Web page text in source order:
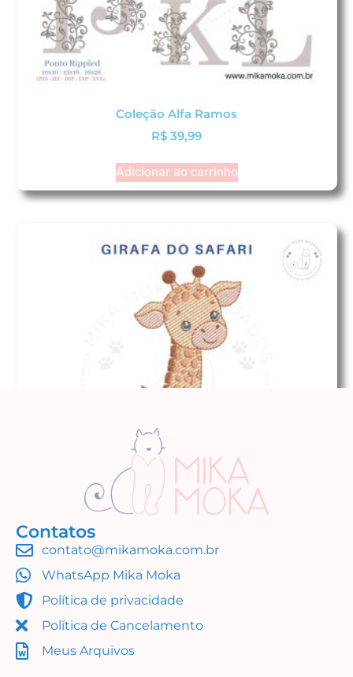
Coleção Alfa Ramos
R$ 39,99
Adicionar ao carrinho
R$9,99
Adicionar ao carrinho
Contatos
contato@mikamoka.com.br
WhatsApp Mika Moka
Política de privacidade
Política de Cancelamento
Meus Arquivos